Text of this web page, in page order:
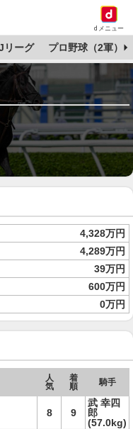
dメニュー
リーグ プロ野球（2軍）
4,328万円
4,289万円
39万円
600万円
0万円
人
気
着
順
騎手
8 9
武 幸四
郎
(57.0kg)